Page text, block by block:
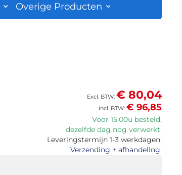
Overige Producten
€ 96,85
€ 80,04
Voor 15.00u besteld,
dezelfde dag nog verwerkt.
Leveringstermijn 1-3 werkdagen.
Verzending + afhandeling.